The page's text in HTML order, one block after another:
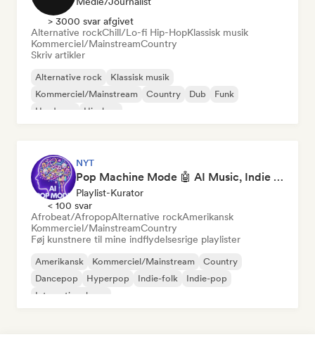
> 3000 svar afgivet
Alternative rockChill/Lo-fi Hip-HopKlassisk musik
Kommerciel/MainstreamCountry
Skriv artikler
Alternative rock
Klassisk musik
Kommerciel/Mainstream
Country Dub
Funk
Hardcore
Hip-hop
NYT
Pop Machine Mode 🤖 AI Music, Indie Pop & Dream Pop
Playlist-Kurator
< 100 svar
Afrobeat/AfropopAlternative rockAmerikansk
Kommerciel/MainstreamCountry
Føj kunstnere til mine indflydelsesrige playlister
Amerikansk Kommerciel/Mainstream
Country
Dancepop
Hyperpop Indie-folk
Indie-pop
International pop